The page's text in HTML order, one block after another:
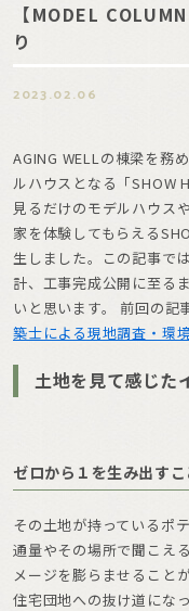
【MODEL
り
2023.02.06
AGING WELLの棟梁を務
ルハウスとなる「SHOW
見るだけのモデルハウス
家を体験してもらえる
生しました。この記事で
計、工事完成公開に至る
いと思います。 前回の記
築士による現地調査・環
土地を見て感じた
ゼロから１を生み出すこ
その土地が持っているポ
通量やその場所で聞こえ
メージを膨らませること
住宅団地への抜け道にな